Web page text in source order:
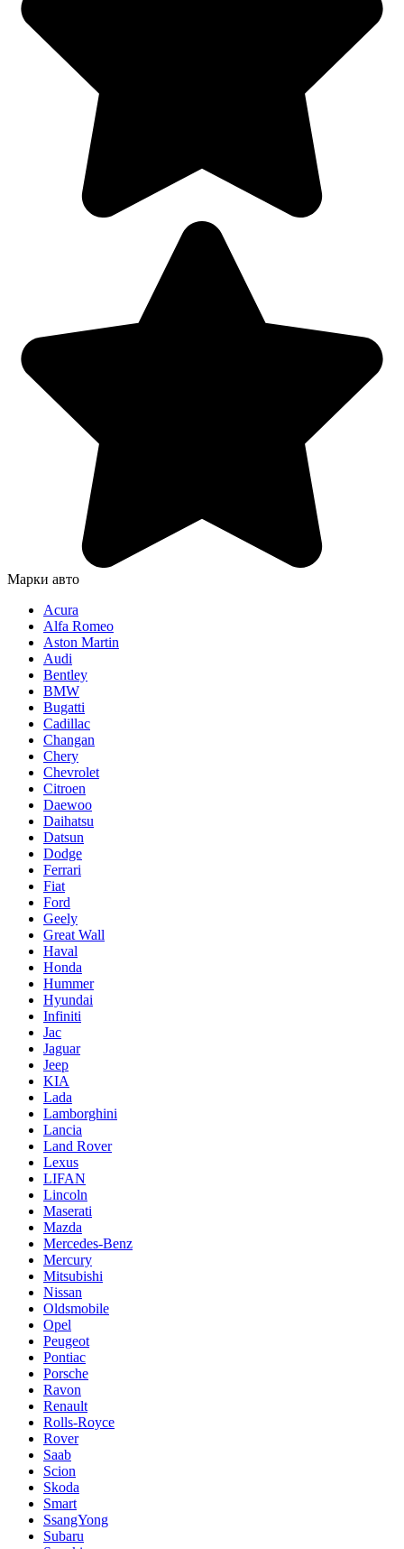
Марки авто
Acura
Alfa Romeo
Aston Martin
Audi
Bentley
BMW
Bugatti
Cadillac
Changan
Chery
Chevrolet
Citroen
Daewoo
Daihatsu
Datsun
Dodge
Ferrari
Fiat
Ford
Geely
Great Wall
Haval
Honda
Hummer
Hyundai
Infiniti
Jac
Jaguar
Jeep
KIA
Lada
Lamborghini
Lancia
Land Rover
Lexus
LIFAN
Lincoln
Maserati
Mazda
Mercedes-Benz
Mercury
Mitsubishi
Nissan
Oldsmobile
Opel
Peugeot
Pontiac
Porsche
Ravon
Renault
Rolls-Royce
Rover
Saab
Scion
Skoda
Smart
SsangYong
Subaru